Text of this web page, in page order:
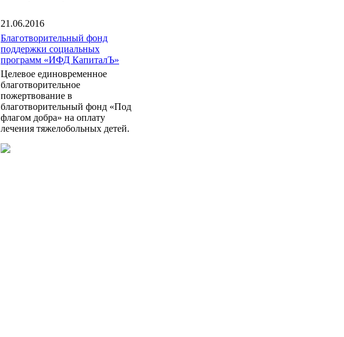
21.06.2016
Благотворительный фонд
поддержки социальных
программ «ИФД КапиталЪ»
Целевое единовременное
благотворительное
пожертвование в
благотворительный фонд «Под
флагом добра» на оплату
лечения тяжелобольных детей.